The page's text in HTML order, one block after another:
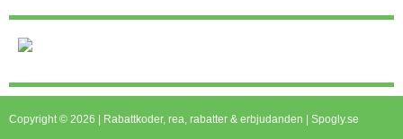
Copyright © 2026 | Rabattkoder, rea, rabatter & erbjudanden | Spogly.se